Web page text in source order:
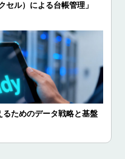
ル）による台帳管理」
ためのデータ戦略と基盤